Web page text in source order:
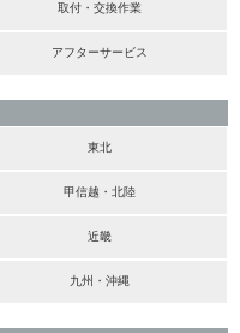
取付・交換作業
アフターサービス
東北
甲信越・北陸
近畿
九州・沖縄